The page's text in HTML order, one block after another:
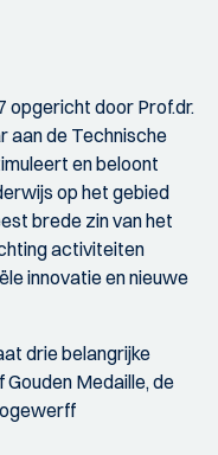
opgericht door Prof.dr.
aan de Technische
en beloont
op het gebied
brede zin van het
activiteiten
innovatie en nieuwe
drie belangrijke
Medaille, de